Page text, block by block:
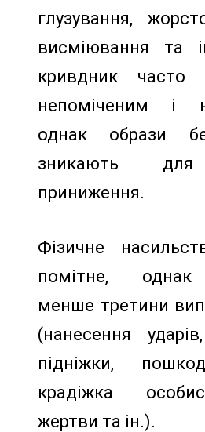
глузування,
висміювання та
кривдник часто
непоміченим і
однак образи
зникають для
приниження.
Фізичне
помітне, однак
менше третини
(нанесення
підніжки,
крадіжка
жертви та ін.).